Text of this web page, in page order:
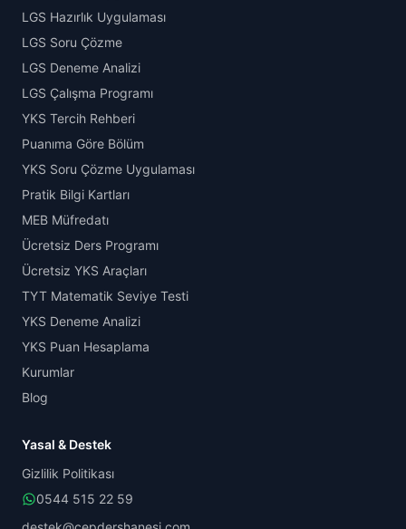
LGS Hazırlık Uygulaması
LGS Soru Çözme
LGS Deneme Analizi
LGS Çalışma Programı
YKS Tercih Rehberi
Puanıma Göre Bölüm
YKS Soru Çözme Uygulaması
Pratik Bilgi Kartları
MEB Müfredatı
Ücretsiz Ders Programı
Ücretsiz YKS Araçları
TYT Matematik Seviye Testi
YKS Deneme Analizi
YKS Puan Hesaplama
Kurumlar
Blog
Yasal & Destek
Gizlilik Politikası
0544 515 22 59